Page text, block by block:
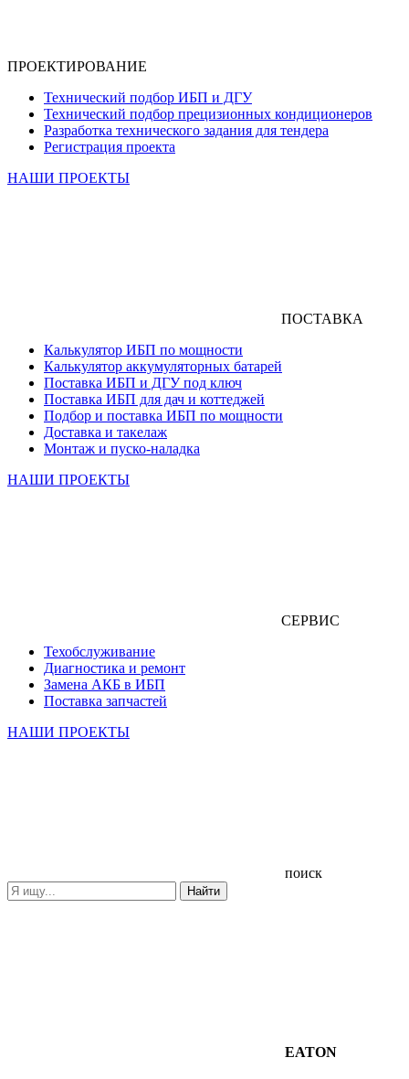
ПРОЕКТИРОВАНИЕ
Технический подбор ИБП и ДГУ
Технический подбор прецизионных кондиционеров
Разработка технического задания для тендера
Регистрация проекта
НАШИ ПРОЕКТЫ
ПОСТАВКА
Калькулятор ИБП по мощности
Калькулятор аккумуляторных батарей
Поставка ИБП и ДГУ под ключ
Поставка ИБП для дач и коттеджей
Подбор и поставка ИБП по мощности
Доставка и такелаж
Монтаж и пуско-наладка
НАШИ ПРОЕКТЫ
СЕРВИС
Техобслуживание
Диагностика и ремонт
Замена АКБ в ИБП
Поставка запчастей
НАШИ ПРОЕКТЫ
поиск
EATON